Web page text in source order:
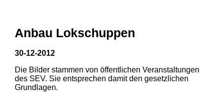
1 2
Anbau Lokschuppen
30-12-2012
Die Bilder stammen von öffentlichen Veranstaltungen
des SEV. Sie entsprechen damit den gesetzlichen
Grundlagen.